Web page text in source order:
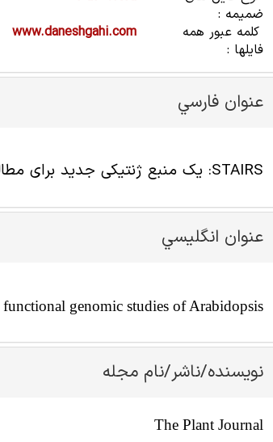
ضمیمه :
کلمه عبور همه
فایلها :
www.daneshgahi.com
عنوان فارسي
STAIRS: یک منبع ژنتیکی جدید برای مطالعات ژنومیک کارکردی Arabidopsis
عنوان انگليسي
genomic studies of Arabidopsis
نویسنده/ناشر/نام مجله
The Plant Journal